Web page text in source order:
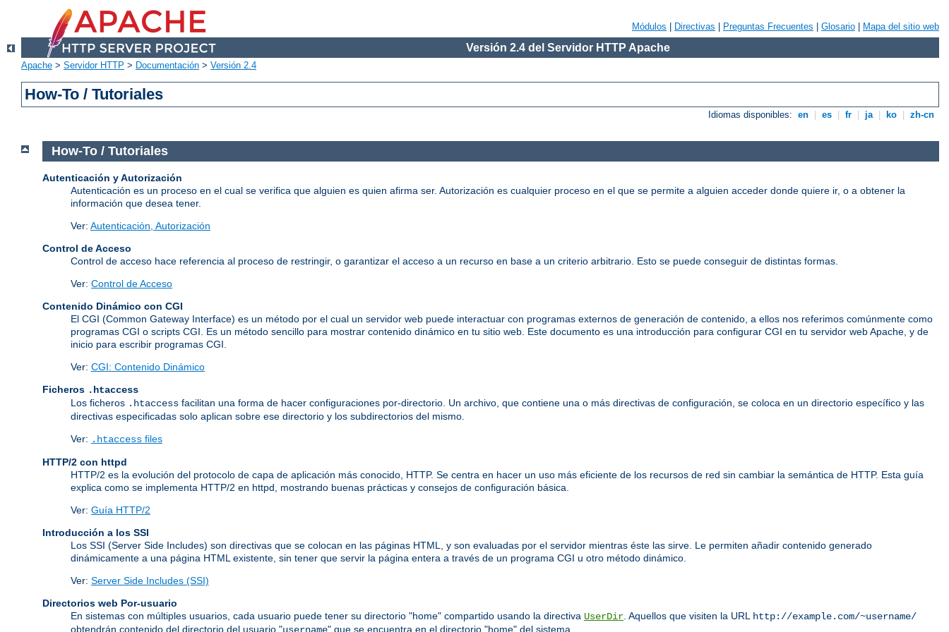
Módulos Directivas Preguntas Frecuentes Glosario Mapa del sitio web
Versión 2.4 del Servidor HTTP Apache
Apache > Servidor HTTP > Documentación > Versión 2.4
How-To / Tutoriales
Idiomas disponibles: en es fr ja ko zh-cn
How-To / Tutoriales
Autenticación y Autorización
Autenticación es un proceso en el cual se verifica que alguien es quien afirma ser. Autorización es cualquier proceso en el que se permite a alguien acceder donde quiere ir, o a obtener la
información que desea tener.
Ver: Autenticación, Autorización
Control de Acceso
Control de acceso hace referencia al proceso de restringir, o garantizar el acceso a un recurso en base a un criterio arbitrario. Esto se puede conseguir de distintas formas.
Ver: Control de Acceso
Contenido Dinámico con CGI
El CGI (Common Gateway Interface) es un método por el cual un servidor web puede interactuar con programas externos de generación de contenido, a ellos nos referimos comúnmente como
programas CGI o scripts CGI. Es un método sencillo para mostrar contenido dinámico en tu sitio web. Este documento es una introducción para configurar CGI en tu servidor web Apache, y de
inicio para escribir programas CGI.
Ver: CGI: Contenido Dinámico
Ficheros .htaccess
Los ficheros .htaccess facilitan una forma de hacer configuraciones por-directorio. Un archivo, que contiene una o más directivas de configuración, se coloca en un directorio específico y las
directivas especificadas solo aplican sobre ese directorio y los subdirectorios del mismo.
Ver: .htaccess files
HTTP/2 con httpd
HTTP/2 es la evolución del protocolo de capa de aplicación más conocido, HTTP. Se centra en hacer un uso más eficiente de los recursos de red sin cambiar la semántica de HTTP. Esta guía
explica como se implementa HTTP/2 en httpd, mostrando buenas prácticas y consejos de configuración básica.
Ver: Guía HTTP/2
Introducción a los SSI
Los SSI (Server Side Includes) son directivas que se colocan en las páginas HTML, y son evaluadas por el servidor mientras éste las sirve. Le permiten añadir contenido generado
dinámicamente a una página HTML existente, sin tener que servir la página entera a través de un programa CGI u otro método dinámico.
Ver: Server Side Includes (SSI)
Directorios web Por-usuario
En sistemas con múltiples usuarios, cada usuario puede tener su directorio "home" compartido usando la directiva UserDir . Aquellos que visiten la URL
http://example.com/~username/
obtendrán contenido del directorio del usuario "username" que se encuentra en el directorio "home" del sistema.